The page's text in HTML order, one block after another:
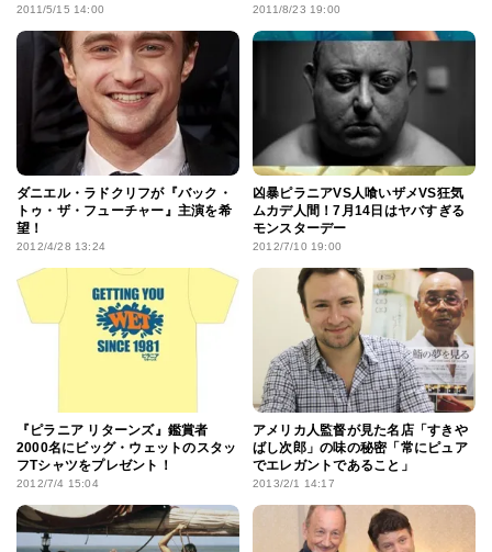
2011/5/15 14:00 2011/8/23 19:00
ダニエル・ラドクリフが『バック・
トゥ・ザ・フューチャー』主演を希
望！
2012/4/28 13:24
凶暴ピラニアVS人喰いザメVS狂気
ムカデ人間！7月14日はヤバすぎる
モンスターデー
2012/7/10 19:00
『ピラニア リターンズ』鑑賞者
2000名にビッグ・ウェットのスタッ
フTシャツをプレゼント！
2012/7/4 15:04
アメリカ人監督が見た名店「すきや
ばし次郎」の味の秘密「常にピュア
でエレガントであること」
2013/2/1 14:17